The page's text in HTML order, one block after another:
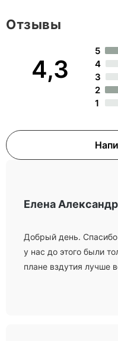
4,3
5
4
3
2
1
Отзывы
Елена
Добрый день. Спасибо
у нас до этого были
плане вздутия лучше